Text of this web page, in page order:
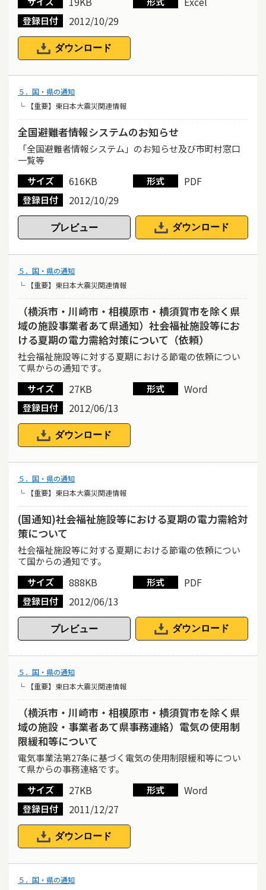
登録日付 2012/10/29
ダウンロード
５．国・県の通知
└ 【重要】東日本大震災関連情報
全国避難者情報システムのお知らせ
「全国避難者情報システム」のお知らせ及び市町村窓口
一覧等
サイズ
616KB 形式 PDF
登録日付 2012/10/29
ダウンロード
５．国・県の通知
└ 【重要】東日本大震災関連情報
（横浜市・川崎市・相模原市・横須賀市を除く県
域の施設事業者あて県通知）社会福祉施設等にお
ける夏期の電力需給対策について（依頼）
社会福祉施設等に対する夏期における節電の依頼につい
て県からの通知です。
サイズ
27KB 形式 Word
登録日付 2012/06/13
ダウンロード
５．国・県の通知
└ 【重要】東日本大震災関連情報
(国通知)社会福祉施設等における夏期の電力需給対
策について
社会福祉施設等に対する夏期における節電の依頼につい
て国からの通知です。
サイズ
888KB 形式 PDF
登録日付 2012/06/13
ダウンロード
５．国・県の通知
└ 【重要】東日本大震災関連情報
（横浜市・川崎市・相模原市・横須賀市を除く県
域の施設・事業者あて県事務連絡）電気の使用制
限緩和等について
電気事業法第27条に基づく電気の使用制限緩和等につい
て県からの事務連絡です。
サイズ
27KB 形式 Word
登録日付 2011/12/27
ダウンロード
５．国・県の通知